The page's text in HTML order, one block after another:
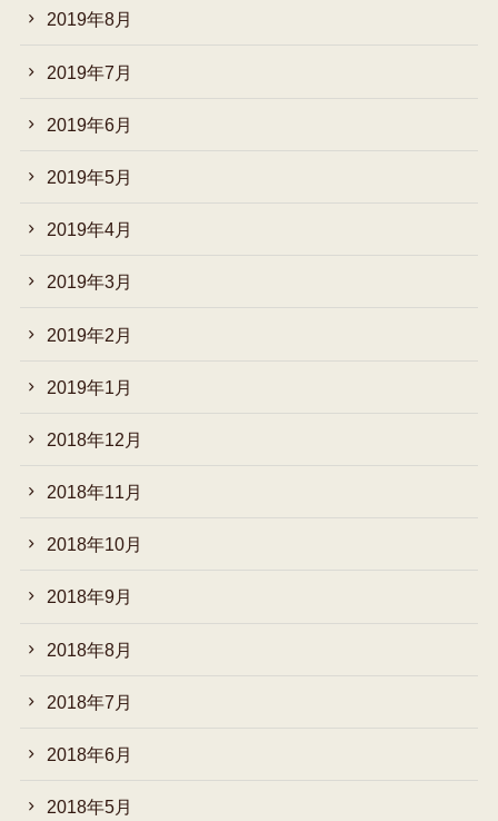
2019年8月
2019年7月
2019年6月
2019年5月
2019年4月
2019年3月
2019年2月
2019年1月
2018年12月
2018年11月
2018年10月
2018年9月
2018年8月
2018年7月
2018年6月
2018年5月